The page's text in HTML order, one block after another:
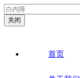
首页